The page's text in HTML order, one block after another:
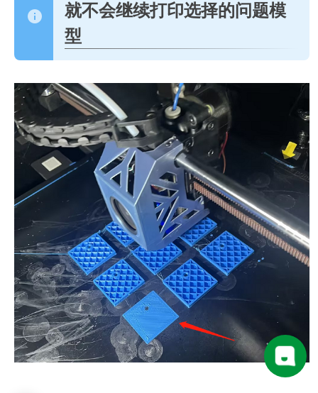
就不会继续打印选择的问题模
型